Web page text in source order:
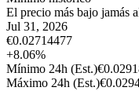
El precio más bajo jamás
Jul 31, 2026
€0.02714477
+8.06%
Mínimo 24h (Est.)€
Máximo 24h (Est.)€